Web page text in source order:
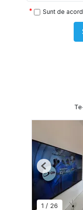
Sunt de
1 / 26
Previous